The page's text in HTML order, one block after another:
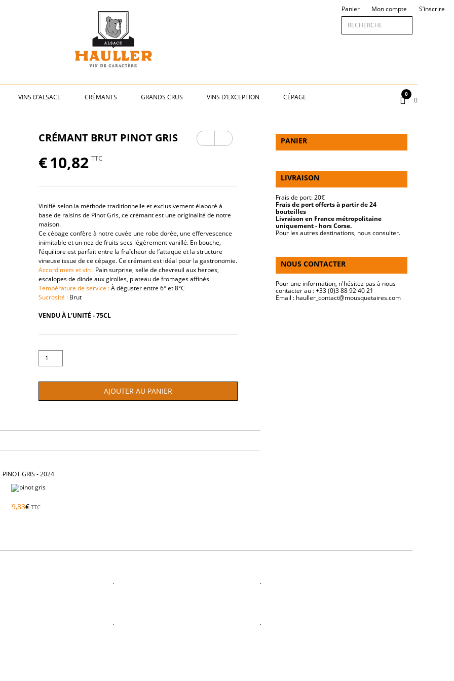
VINS D’ALSACE CRÉMANTS GRANDS CRUS VINS D’EXCEPTION CÉPAGE 0
S’inscrire
Mon compte
Panier
CRÉMANT BRUT PINOT GRIS
Précé
Suiva
10,82
€ TTC
Vinifié selon la méthode traditionnelle et exclusivement élaboré à
base de raisins de Pinot Gris, ce crémant est une originalité de notre
maison.
Ce cépage confère à notre cuvée une robe dorée, une effervescence
inimitable et un nez de fruits secs légèrement vanillé. En bouche,
l’équilibre est parfait entre la fraîcheur de l’attaque et la structure
vineuse issue de ce cépage. Ce crémant est idéal pour la gastronomie.
Accord mets et vin : Pain surprise, selle de chevreuil aux herbes,
escalopes de dinde aux girolles, plateau de fromages affinés
Température de service :À déguster entre 6° et 8°C
Sucrosité : Brut
VENDU À L'UNITÉ - 75CL
AJOUTER AU PANIER
PINOT GRIS -2024
9,83€ TTC
PANIER
LIVRAISON
Frais de port: 20€
Frais de port offerts à partir de 24
bouteilles
Livraison en France métropolitaine
uniquement - hors Corse.
Pour les autres destinations, nous consulter.
NOUS CONTACTER
Pour une information, n'hésitez pas à nous
contacter au : +33 (0)3 88 92 40 21
Email : moc.seriateuqsuom@tcatnoc_relluah